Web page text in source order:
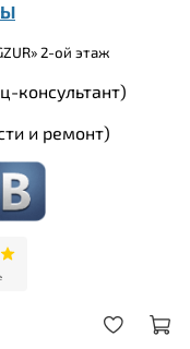
2-ой этаж
консультант)
и ремонт)